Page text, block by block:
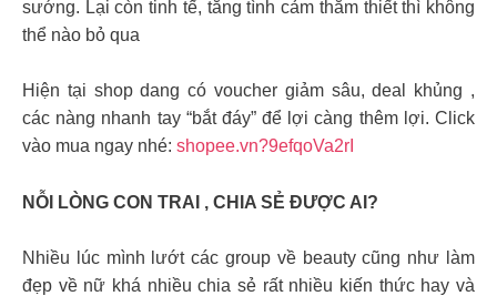
sướng. Lại còn tinh tế, tăng tình cảm thắm thiết thì không
thể nào bỏ qua
Hiện tại shop dang có voucher giảm sâu, deal khủng ,
các nàng nhanh tay “bắt đáy” để lợi càng thêm lợi. Click
vào mua ngay nhé: shopee.vn?9efqoVa2rI
NỖI LÒNG CON TRAI , CHIA SẺ ĐƯỢC AI?
Nhiều lúc mình lướt các group về beauty cũng như làm
đẹp về nữ khá nhiều chia sẻ rất nhiều kiến thức hay và